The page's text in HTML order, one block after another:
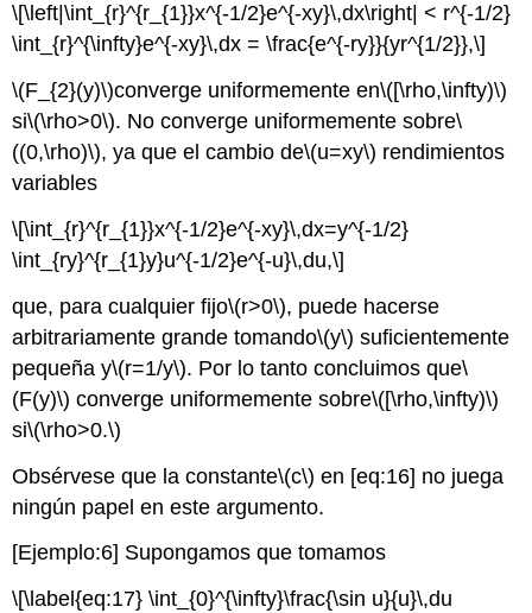
\[\left|\int_{r}^{r_{1}}x^{-1/2}e^{-xy}\,dx\right| < r^{-1/2}
\int_{r}^{\infty}e^{-xy}\,dx = \frac{e^{-ry}}{yr^{1/2}},\]
\(F_{2}(y)\)converge uniformemente en\([\rho,\infty)\)
si\(\rho>0\). No converge uniformemente sobre\
((0,\rho)\), ya que el cambio de\(u=xy\) rendimientos
variables
\[\int_{r}^{r_{1}}x^{-1/2}e^{-xy}\,dx=y^{-1/2}
\int_{ry}^{r_{1}y}u^{-1/2}e^{-u}\,du,\]
que, para cualquier fijo\(r>0\), puede hacerse
arbitrariamente grande tomando\(y\) suficientemente
pequeña y\(r=1/y\). Por lo tanto concluimos que\
(F(y)\) converge uniformemente sobre\([\rho,\infty)\)
si\(\rho>0.\)
Obsérvese que la constante\(c\) en [eq:16] no juega
ningún papel en este argumento.
[Ejemplo:6] Supongamos que tomamos
\[\label{eq:17} \int_{0}^{\infty}\frac{\sin u}{u}\,du